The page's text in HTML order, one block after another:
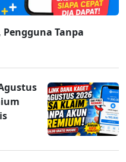
Pengguna Tanpa